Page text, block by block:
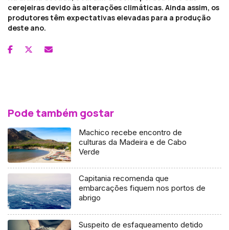
cerejeiras devido às alterações climáticas. Ainda assim, os
produtores têm expectativas elevadas para a produção
deste ano.
Pode também gostar
Machico recebe encontro de
culturas da Madeira e de Cabo
Verde
Capitania recomenda que
embarcações fiquem nos portos de
abrigo
Suspeito de esfaqueamento detido